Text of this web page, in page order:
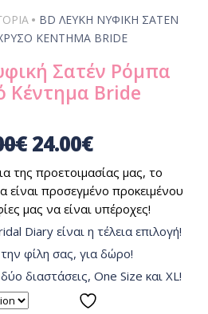
• BD ΛΕΥΚΉ ΝΥΦΙΚΉ ΣΑΤΈΝ
ΚΈΝΤΗΜΑ BRIDE
Σατέν Ρόμπα
Κέντημα Bride
€24.00€
της προετοιμασίας μας, το
είναι προσεγμένο προκειμένου
μας να είναι υπέροχες!
Diary είναι η τέλεια επιλογή!
φίλη σας, για δώρο!
διαστάσεις, One Size και XL!